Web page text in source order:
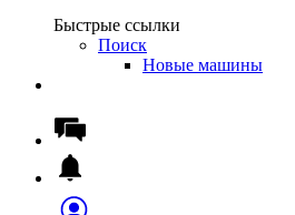
Быстрые ссылки
Поиск
Новые машины